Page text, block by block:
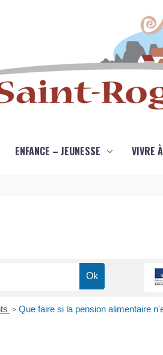
ENFANCE – JEUNESSE VIVRE
> Que faire si la pension alimentaire